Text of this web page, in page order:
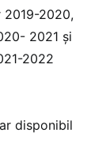
2019-2020,
2021 și
2022
disponibil